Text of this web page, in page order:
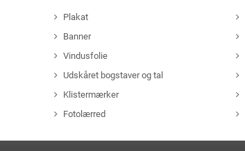
Plakat
Banner
Vindusfolie
Udskåret bogstaver og tal
Klistermærker
Fotolærred